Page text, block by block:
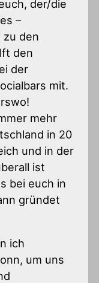
der/die
–
zu den
den
der
mit.
mehr
in 20
und in der
ist
bei euch in
gründet
ich
um uns